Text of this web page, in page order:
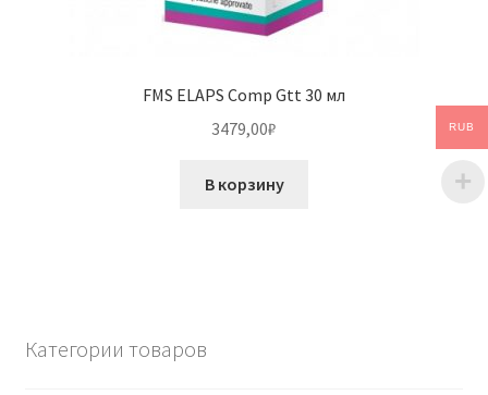
FMS ELAPS Comp Gtt 30 мл
3479,00₽
В корзину
Категории товаров
RUB